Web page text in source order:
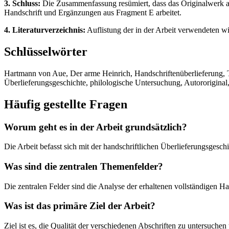
3. Schluss: Die Zusammenfassung resümiert, dass das
Handschrift und Ergänzungen aus Fragment E arbeitet.
4. Literaturverzeichnis: Auflistung der in der Arbeit verwendeten
Schlüsselwörter
Hartmann von Aue, Der arme Heinrich,
Überlieferungsgeschichte, philologische Untersuchung,
Häufig gestellte Fragen
Worum geht es in der Arbeit grundsätzlich?
Die Arbeit befasst sich mit der handschriftlichen
Was sind die zentralen Themenfelder?
Die zentralen Felder sind die Analyse der erhaltenen vollständigen
Was ist das primäre Ziel der Arbeit?
Ziel ist es, die Qualität der verschiedenen Abschriften zu